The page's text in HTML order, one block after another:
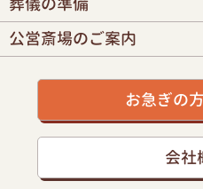
公営斎場のご案内
お急ぎの
会社